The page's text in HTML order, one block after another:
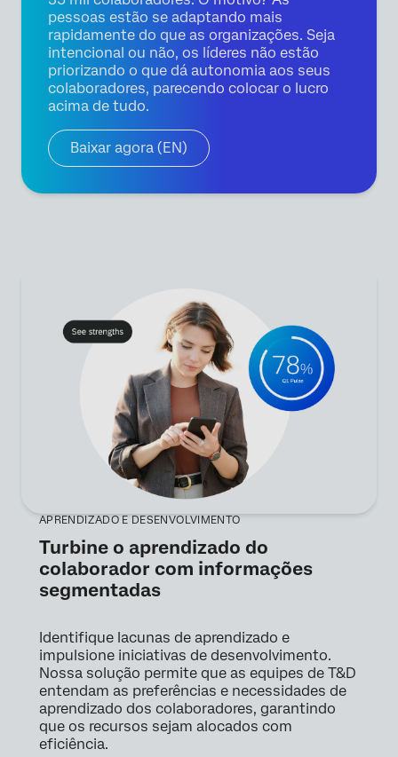
pessoas estão se adaptando mais
rapidamente do que as organizações. Seja
intencional ou não, os líderes não estão
priorizando o que dá autonomia aos seus
colaboradores, parecendo colocar o lucro
acima de tudo.
Baixar agora (EN)
APRENDIZADO E DESENVOLVIMENTO
Turbine o aprendizado do
colaborador com informações
segmentadas
Identifique lacunas de aprendizado e
impulsione iniciativas de desenvolvimento.
Nossa solução permite que as equipes de T&D
entendam as preferências e necessidades de
aprendizado dos colaboradores, garantindo
que os recursos sejam alocados com
eficiência.